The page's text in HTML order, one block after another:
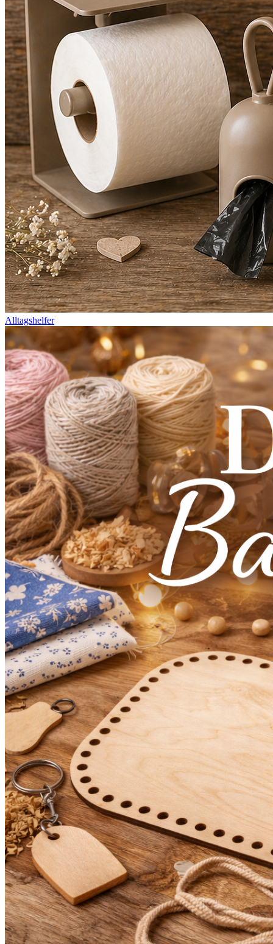
Alltagshelfer